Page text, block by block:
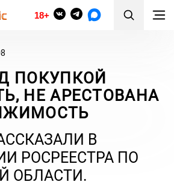
18+
ПОКУПКОЙ
НЕ АРЕСТОВАНА
В
РОСРЕЕСТРА ПО
ОБЛАСТИ.